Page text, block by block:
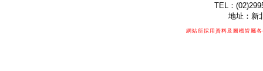
TEL：
地址：新
網站所採用資料及圖檔皆屬